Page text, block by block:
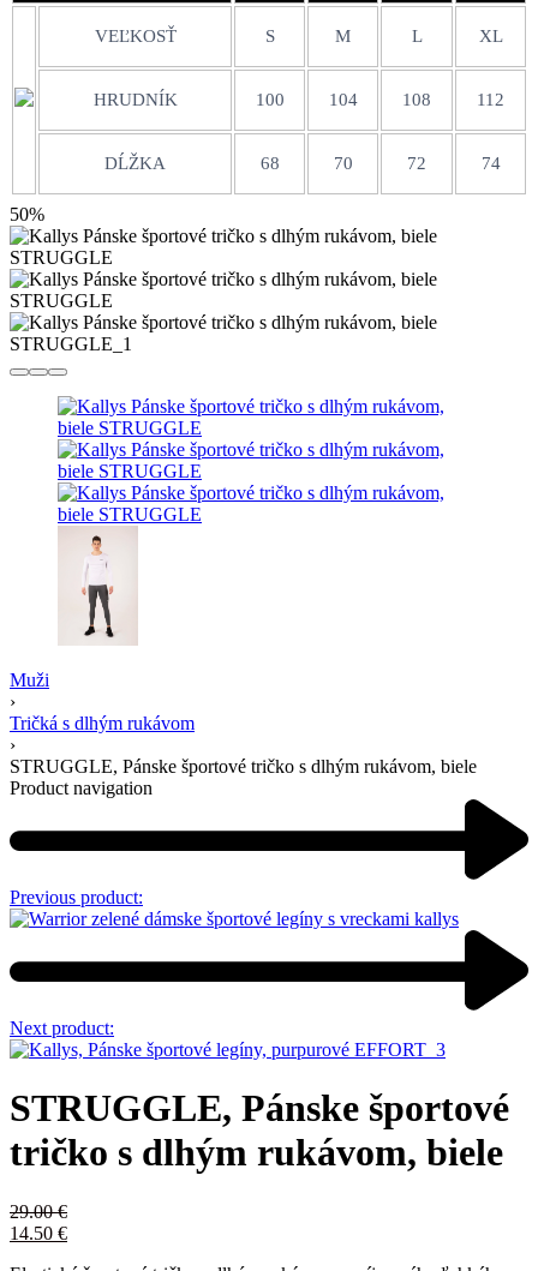
VEĽKOSŤ S M L XL
HRUDNÍK 100 104 108 112
DĹŽKA 68 70 72 74
50%
Muži
›
Tričká s dlhým rukávom
›
STRUGGLE, Pánske športové tričko s dlhým rukávom, biele
Product navigation
Previous product:
Next product:
STRUGGLE, Pánske športové
tričko s dlhým rukávom, biele
29.00€
14.50 €